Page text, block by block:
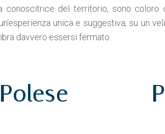
conoscitrice del territorio, sono
unica e suggestiva, su un
davvero essersi fermato.